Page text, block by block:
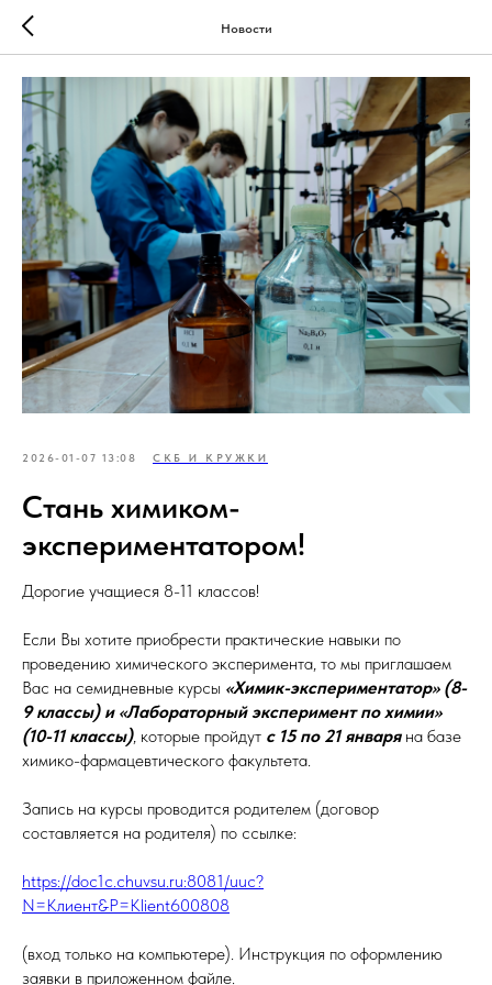
Новости
2026-01-07 13:08 СКБ И КРУЖКИ
Стань химиком-
экспериментатором!
Дорогие учащиеся 8-11 классов!
Если Вы хотите приобрести практические навыки по
проведению химического эксперимента, то мы приглашаем
Вас на семидневные курсы «Химик-экспериментатор» (8-
9 классы) и «Лабораторный эксперимент по химии»
(10-11 классы), которые пройдут с 15 по 21 январяна базе
химико-фармацевтического факультета.
Запись на курсы проводится родителем (договор
составляется на родителя) по ссылке:
https://doc1c.chuvsu.ru:8081/uuc?
N=Клиент&P=Klient600808
(вход только на компьютере). Инструкция по оформлению
заявки в приложенном файле.